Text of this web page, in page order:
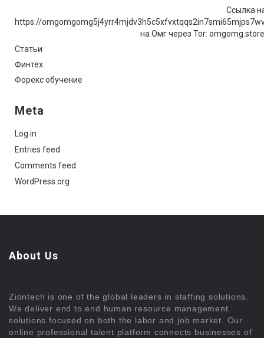
Ссылка
https://
на Омг через Tor:
Статьи
Финтех
Форекс обучение
Meta
Log in
Entries feed
Comments feed
WordPress.org
About Us
Ziontech is one of the global leaders in staffing solutions.
We deliver end to end human resource management
solutions focused on both the labor and job market. Our
online professional talent platform connects businesses of